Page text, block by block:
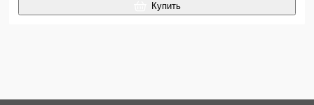
Купить